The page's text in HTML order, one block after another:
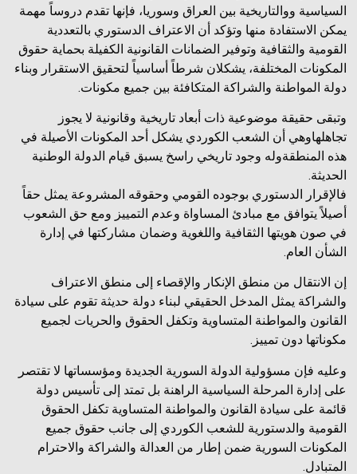
السياسية ووالتاريخية بين العراق وسوريا، فإنها تقدم دروساً مهمة
يمكن الاستفادة منها وتؤكد أن الاعتراف الدستوري بالتعددية
القومية والثقافية وتوفير الضمانات القانونية الكفيلة بحماية حقوق
المكونات المختلفة، يشكلان شرطاً أساسياً لتحقيق الاستقرار وبناء
دولة المواطنة والشراكة المتكافئة بين جميع مكونات.
وتبقى حقيقة موضوعية ذات أبعاد تاريخية وقانونية لا يجوز
تجاهلهاوهي أن الشعب الكوردي يشكل أحد المكونات الأصيلة في
هذه المنطقةوله وجود تاريخي راسخ يسبق قيام الدولة الوطنية
الحديثة.
فالإقرار الدستوري بوجوده القومي وحقوقه المشروعة يمثل حقاً
أصيلاً يتوافق مع مبادئ المساواة وعدم التمييز ومع حق الشعوب
في صون هويتها الثقافية واللغوية وضمان مشاركتها في إدارة
الشأن العام.
إن الانتقال من منطق الإنكار والإقصاء إلى منطق الاعتراف
والشراكة يمثل المدخل الحقيقي لبناء دولة حديثة تقوم على سيادة
القانون والمواطنة المتساوية وتكفل الحقوق والحريات لجميع
مكوناتها دون تمييز.
وعليه فإن مسؤولية الدولة السورية الجديدة ومؤسساتها لا تقتصر
على إدارة المرحلة السياسية الراهنة بل تمتد إلى تأسيس دولة
قائمة على سيادة القانون والمواطنة المتساوية تكفل الحقوق
القومية والدستورية للشعب الكوردي إلى جانب حقوق جميع
المكونات السورية ضمن إطار من العدالة والشراكة والاحترام
المتبادل.